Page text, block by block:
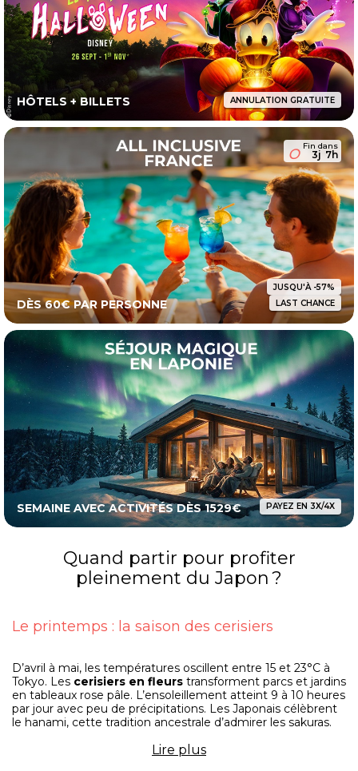
HÔTELS + BILLETS ANNULATION GRATUITE
Fin dans
3j 7h
DÈS 60€ PAR PERSONNE
JUSQU'À -57%
LAST CHANCE
SEMAINE AVEC ACTIVITÉS DÈS 1529€ PAYEZ EN 3X/4X
Quand partir pour profiter
pleinement du Japon ?
Le printemps : la saison des cerisiers
D’avril à mai, les températures oscillent entre 15 et 23°C à
Tokyo. Les cerisiers en fleurs transforment parcs et jardins
en tableaux rose pâle. L’ensoleillement atteint 9 à 10 heures
par jour avec peu de précipitations. Les Japonais célèbrent
le hanami, cette tradition ancestrale d’admirer les sakuras.
Lire plus